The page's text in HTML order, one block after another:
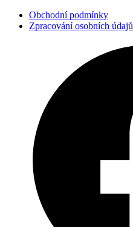
Obchodní podmínky
Zpracování osobních údajů